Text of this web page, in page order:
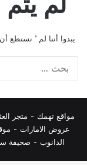
يبدوا أننا لم ’
مواقع تهمك - متجر
عروض الامارات -
الدانوب - صحيفة